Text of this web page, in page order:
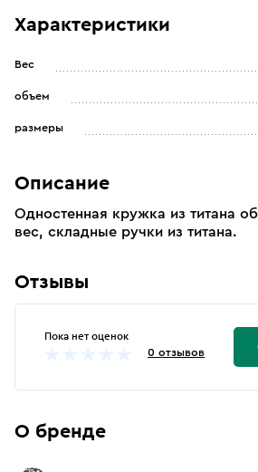
Характеристики
Вес
объем
размеры
Описание
Одностенная кружка из титана
вес, складные ручки из титана.
Отзывы
Пока нет оценок
0 отзывов
О бренде